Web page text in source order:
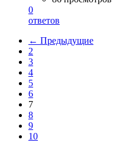
0
ответов
← Предыдущие
2
3
4
5
6
7
8
9
10